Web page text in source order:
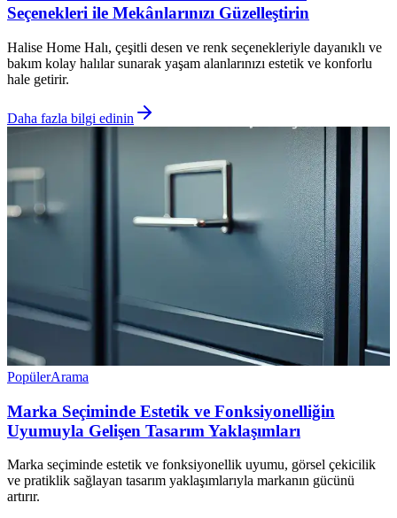
Seçenekleri ile Mekânlarınızı Güzelleştirin
Halise Home Halı, çeşitli desen ve renk seçenekleriyle dayanıklı ve
bakım kolay halılar sunarak yaşam alanlarınızı estetik ve konforlu
hale getirir.
Daha fazla bilgi edinin
PopülerArama
Marka Seçiminde Estetik ve Fonksiyonelliğin
Uyumuyla Gelişen Tasarım Yaklaşımları
Marka seçiminde estetik ve fonksiyonellik uyumu, görsel çekicilik
ve pratiklik sağlayan tasarım yaklaşımlarıyla markanın gücünü
artırır.